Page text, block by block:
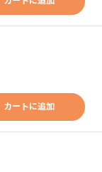
カートに追加